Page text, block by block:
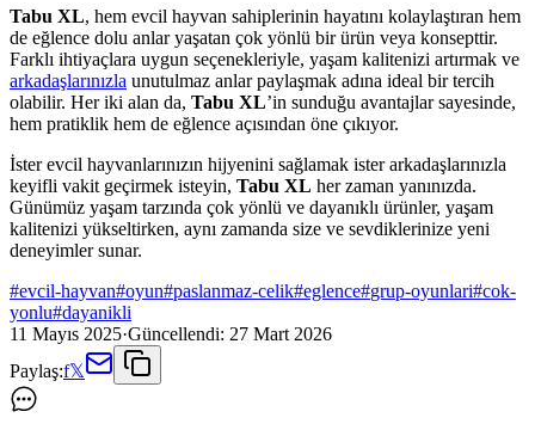
Tabu XL, hem evcil hayvan sahiplerinin hayatını kolaylaştıran hem
de eğlence dolu anlar yaşatan çok yönlü bir ürün veya konsepttir.
Farklı ihtiyaçlara uygun seçenekleriyle, yaşam kalitenizi artırmak ve
arkadaşlarınızla unutulmaz anlar paylaşmak adına ideal bir tercih
olabilir. Her iki alan da, Tabu XL’in sunduğu avantajlar sayesinde,
hem pratiklik hem de eğlence açısından öne çıkıyor.
İster evcil hayvanlarınızın hijyenini sağlamak ister arkadaşlarınızla
keyifli vakit geçirmek isteyin, Tabu XL her zaman yanınızda.
Günümüz yaşam tarzında çok yönlü ve dayanıklı ürünler, yaşam
kalitenizi yükseltirken, aynı zamanda size ve sevdiklerinize yeni
deneyimler sunar.
#evcil-hayvan#oyun#paslanmaz-celik#eglence#grup-oyunlari#cok-
yonlu#dayanikli
11 Mayıs 2025·Güncellendi: 27 Mart 2026
Paylaş:f𝕏